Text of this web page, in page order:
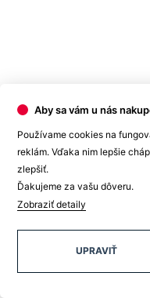
Aby sa vám u nás
Používame cookies na
reklám. Vďaka nim lepšie
zlepšiť.
Ďakujeme za vašu dôveru.
Zobraziť detaily
UPRAVIŤ